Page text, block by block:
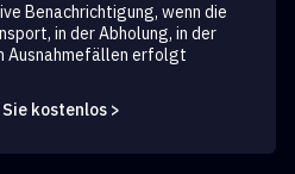
Benachrichtigung, wenn die
in der Abholung, in der
Ausnahmefällen erfolgt
kostenlos >